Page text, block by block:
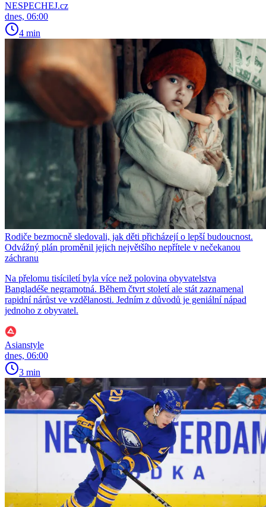
NESPECHEJ.cz
dnes, 06:00
4 min
Rodiče bezmocně sledovali, jak děti přicházejí o lepší budoucnost.
Odvážný plán proměnil jejich největšího nepřítele v nečekanou
záchranu
Na přelomu tisíciletí byla více než polovina obyvatelstva
Bangladéše negramotná. Během čtvrt století ale stát zaznamenal
rapidní nárůst ve vzdělanosti. Jedním z důvodů je geniální nápad
jednoho z obyvatel.
Asianstyle
dnes, 06:00
3 min